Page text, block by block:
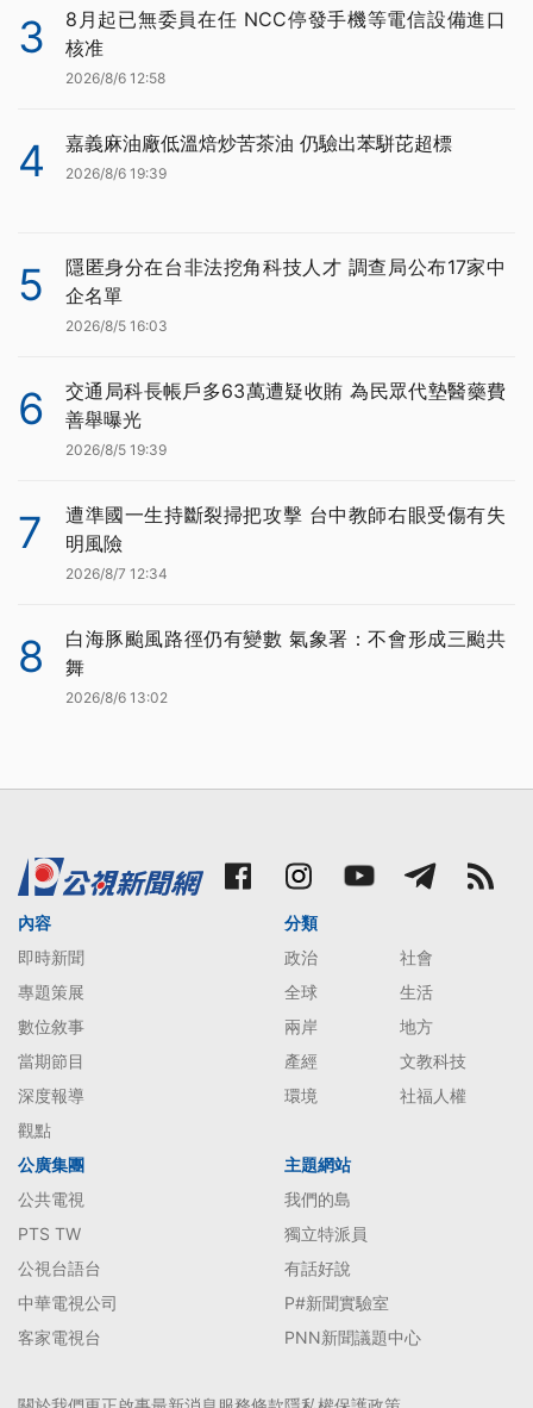
3
8月起已無委員在任 NCC停發手機等電信設備進口
核准
2026/8/6 12:58
4 嘉義麻油廠低溫焙炒苦茶油 仍驗出苯駢芘超標
2026/8/6 19:39
5
隱匿身分在台非法挖角科技人才 調查局公布17家中
企名單
2026/8/5 16:03
6
交通局科長帳戶多63萬遭疑收賄 為民眾代墊醫藥費
善舉曝光
2026/8/5 19:39
7
遭準國一生持斷裂掃把攻擊 台中教師右眼受傷有失
明風險
2026/8/7 12:34
8
白海豚颱風路徑仍有變數 氣象署：不會形成三颱共
舞
2026/8/6 13:02
內容
即時新聞
專題策展
數位敘事
當期節目
深度報導
觀點
分類
政治
社會
全球
生活
兩岸
地方
產經
文教科技
環境
社福人權
公廣集團
公共電視
PTS TW
公視台語台
中華電視公司
客家電視台
主題網站
我們的島
獨立特派員
有話好說
P#新聞實驗室
PNN新聞議題中心